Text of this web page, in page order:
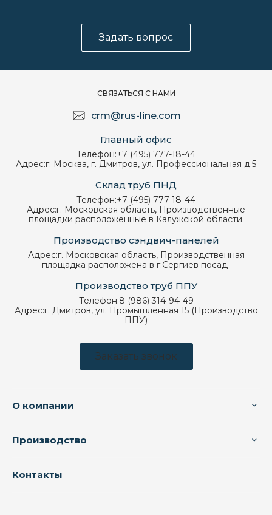
Задать вопрос
СВЯЗАТЬСЯ С НАМИ
crm@rus-line.com
Главный офис
Телефон:+7 (495) 777-18-44
Адрес:г. Москва, г. Дмитров, ул. Профессиональная д.5
Склад труб ПНД
Телефон:+7 (495) 777-18-44
Адрес:г. Московская область, Производственные
площадки расположенные в Калужской области.
Производство сэндвич-панелей
Адрес:г. Московская область, Производственная
площадка расположена в г.Сергиев посад
Производство труб ППУ
Телефон:8 (986) 314-94-49
Адрес:г. Дмитров, ул. Промышленная 15 (Производство
ППУ)
Заказать звонок
О компании
Производство
Контакты